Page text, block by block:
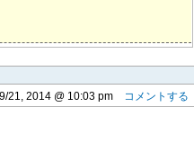
9/21, 2014 @ 10:03 pm コメントする